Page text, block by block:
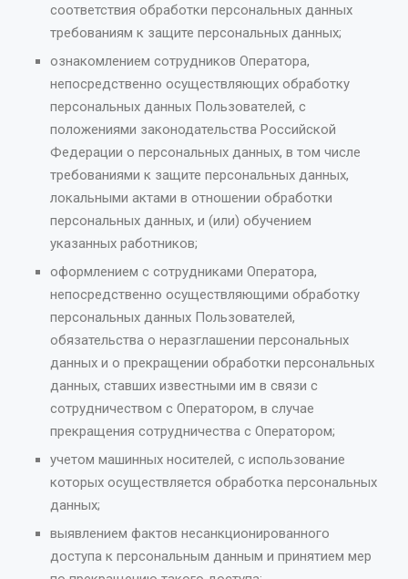
соответствия обработки персональных данных
требованиям к защите персональных данных;
ознакомлением сотрудников Оператора,
непосредственно осуществляющих обработку
персональных данных Пользователей, с
положениями законодательства Российской
Федерации о персональных данных, в том числе
требованиями к защите персональных данных,
локальными актами в отношении обработки
персональных данных, и (или) обучением
указанных работников;
оформлением с сотрудниками Оператора,
непосредственно осуществляющими обработку
персональных данных Пользователей,
обязательства о неразглашении персональных
данных и о прекращении обработки персональных
данных, ставших известными им в связи с
сотрудничеством с Оператором, в случае
прекращения сотрудничества с Оператором;
учетом машинных носителей, с использование
которых осуществляется обработка персональных
данных;
выявлением фактов несанкционированного
доступа к персональным данным и принятием мер